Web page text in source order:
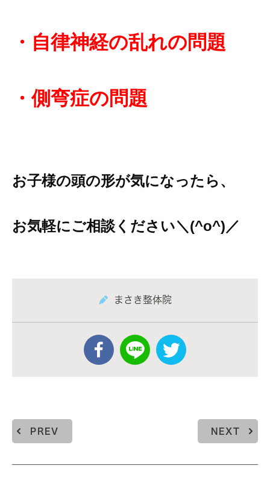
・自律神経の乱れの問題
・側弯症の問題
お子様の頭の形が気になったら、
お気軽にご相談ください＼(^o^)／
まさき整体院
PREV NEXT